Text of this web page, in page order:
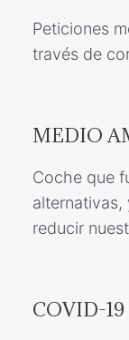
Peticiones
través de
MEDIO
Coche que
reducir
COVID-19